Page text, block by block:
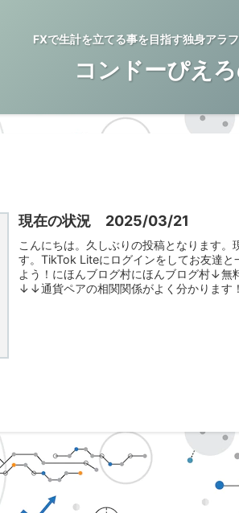
FXで生計を立てる事を目指す独身アラ
コンドーぴえ
現在の状況 2025/03/21
こんにちは。久しぶりの投稿となります。
す。TikTok Liteにログインをしてお友達と
よう！にほんブログ村にほんブログ村↓無
↓↓通貨ペアの相関関係がよく分かりま